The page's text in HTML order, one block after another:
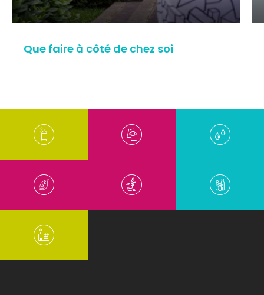
Que faire à côté de chez soi